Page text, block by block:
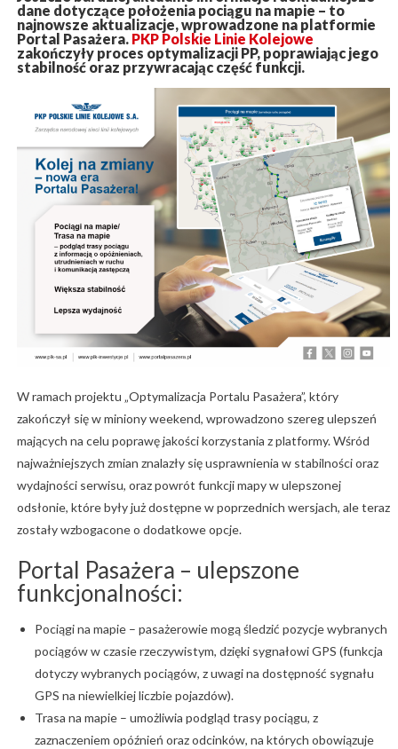
dane dotyczące położenia pociągu na mapie – to
najnowsze aktualizacje, wprowadzone na platformie
Portal Pasażera. PKP Polskie Linie Kolejowe
zakończyły proces optymalizacji PP, poprawiając jego
stabilność oraz przywracając część funkcji.
W ramach projektu „Optymalizacja Portalu Pasażera”, który
zakończył się w miniony weekend, wprowadzono szereg ulepszeń
mających na celu poprawę jakości korzystania z platformy. Wśród
najważniejszych zmian znalazły się usprawnienia w stabilności oraz
wydajności serwisu, oraz powrót funkcji mapy w ulepszonej
odsłonie, które były już dostępne w poprzednich wersjach, ale teraz
zostały wzbogacone o dodatkowe opcje.
Portal Pasażera – ulepszone
funkcjonalności:
Pociągi na mapie – pasażerowie mogą śledzić pozycje wybranych
pociągów w czasie rzeczywistym, dzięki sygnałowi GPS (funkcja
dotyczy wybranych pociągów, z uwagi na dostępność sygnału
GPS na niewielkiej liczbie pojazdów).
Trasa na mapie – umożliwia podgląd trasy pociągu, z
zaznaczeniem opóźnień oraz odcinków, na których obowiązuje